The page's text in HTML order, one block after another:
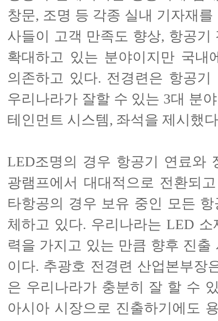
창문, 조명 등 각종 실내 기자재
사들이 고객 만족도 향상, 항공
확대하고 있는 분야이지만 국내
의존하고 있다. 전경련은 항공기
우리나라가 잘할 수 있는 3대 분
테인먼트 시스템, 좌석을 제시했
LED조명의 경우 항공기 연료와
광램프에서 대대적으로 전환되
타항공의 경우 보유 중인 모든
체하고 있다. 우리나라는 LED
력을 가지고 있는 만큼 향후 진
이다. 추광호 전경련 산업본부장
은 우리나라가 충분히 잘 할 수
아시아 시장으로 진출하기에도